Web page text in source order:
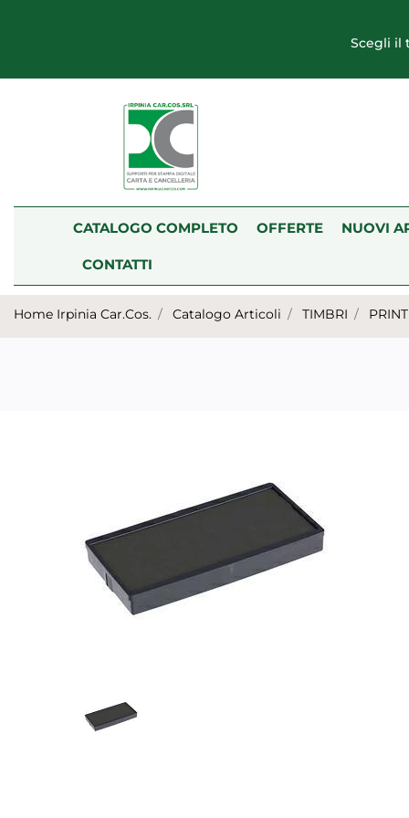
Scegli il
CATALOGO COMPLETO OFFERTE NUOVI
CONTATTI
Home Irpinia Car.Cos. Catalogo Articoli TIMBRI